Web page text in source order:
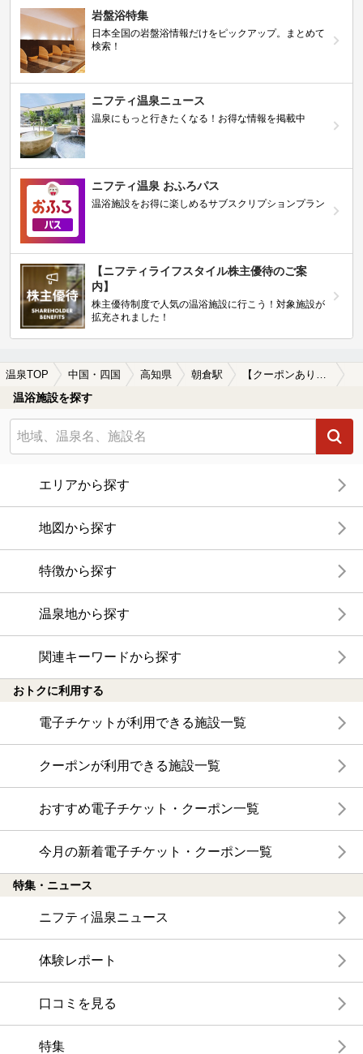
岩盤浴特集
日本全国の岩盤浴情報だけをピックアップ。まとめて
検索！
ニフティ温泉ニュース
温泉にもっと行きたくなる！お得な情報を掲載中
ニフティ温泉 おふろパス
温浴施設をお得に楽しめるサブスクリプションプラン
【ニフティライフスタイル株主優待のご案
内】
株主優待制度で人気の温浴施設に行こう！対象施設が
拡充されました！
温泉TOP 中国・四国 高知県 朝倉駅
温浴施設を探す
エリアから探す
地図から探す
特徴から探す
温泉地から探す
関連キーワードから探す
おトクに利用する
電子チケットが利用できる施設一覧
クーポンが利用できる施設一覧
おすすめ電子チケット・クーポン一覧
今月の新着電子チケット・クーポン一覧
特集・ニュース
ニフティ温泉ニュース
体験レポート
口コミを見る
特集